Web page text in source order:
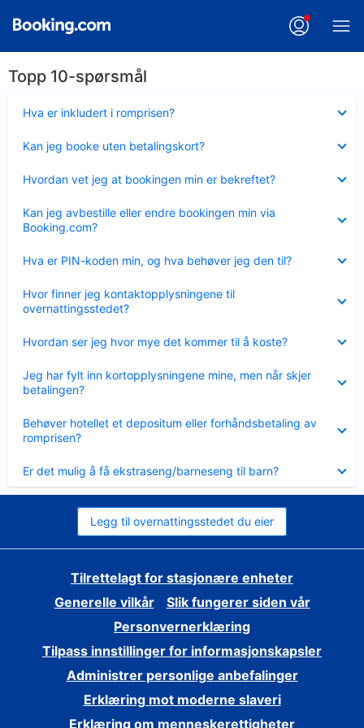
Topp 10-spørsmål
Hva er inkludert i romprisen?
mindre
Kan jeg booke uten betalingskort?
mindre
Hvordan vet jeg at bookingen min er bekreftet?
mindre
Kan jeg avbestille eller endre bookingen min via
Booking.com?
mindre
Hva er PIN-koden min, og hva behøver jeg den til?
mindre
Hvor finner jeg kontaktopplysningene til
overnattingsstedet?
mindre
Hvordan ser jeg hvor mye det kommer til å koste?
mindre
Jeg har fylt inn kortopplysningene mine, men når skjer
betalingen?
mindre
Behøver hotellet et depositum eller forhåndsbetaling av
romprisen?
mindre
Er det mulig å få ekstraseng/barneseng til barn?
mindre
Legg til overnattingsstedet du eier
Tilrettelagt for stasjonære enheter
Generelle vilkår
Slik fungerer siden vår
Personvernerklæring
Tilpass innstillinger for informasjonskapsler
Administrer personlige anbefalinger
Erklæring mot moderne slaveri
Erklæring om menneskerettigheter